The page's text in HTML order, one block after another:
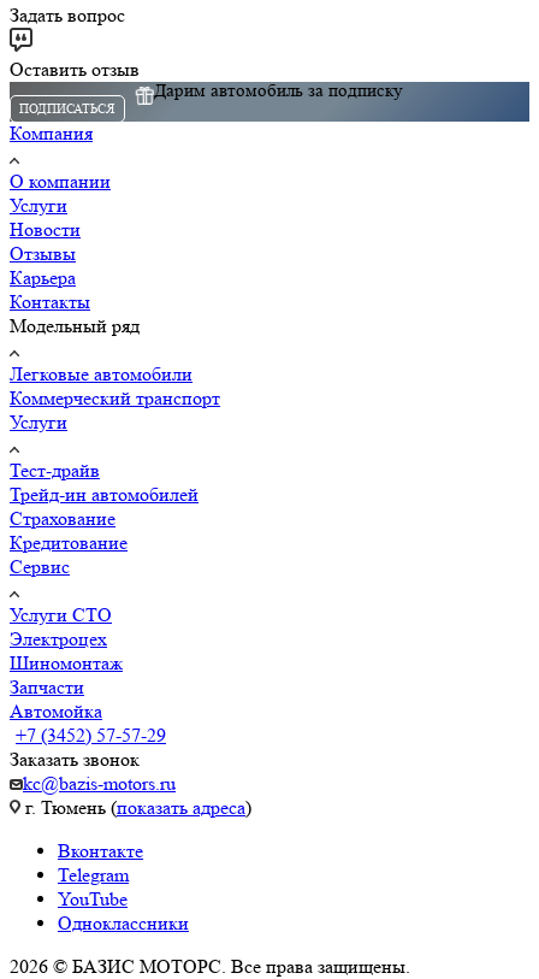
Задать вопрос
Оставить отзыв
Дарим автомобиль за подписку
ПОДПИСАТЬСЯ
Компания
О компании
Услуги
Новости
Отзывы
Карьера
Контакты
Модельный ряд
Легковые автомобили
Коммерческий транспорт
Услуги
Тест-драйв
Трейд-ин автомобилей
Страхование
Кредитование
Сервис
Услуги СТО
Электроцех
Шиномонтаж
Запчасти
Автомойка
+7 (3452) 57-57-29
Заказать звонок
kc@bazis-motors.ru
г. Тюмень (показать адреса)
Вконтакте
Telegram
YouTube
Одноклассники
2026 © БАЗИС МОТОРС. Все права защищены.